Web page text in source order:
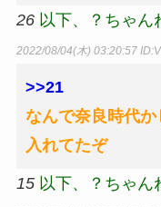
26 以下、？ちゃん
2022/08/04(木) 03:20:57
>>21
なんで奈良時代
入れてたぞ
15 以下、？ちゃん